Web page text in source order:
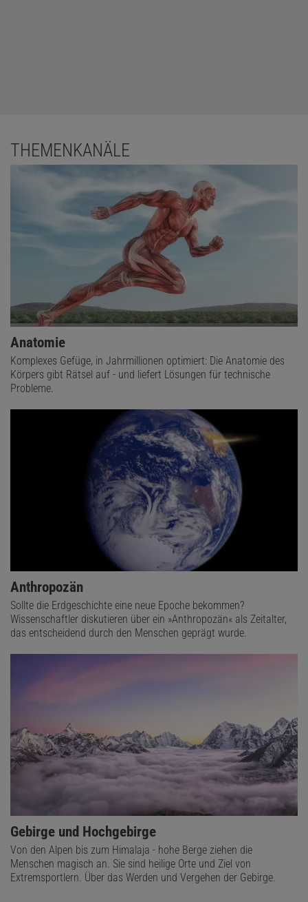
THEMENKANÄLE
Anatomie
Komplexes Gefüge, in Jahrmillionen optimiert: Die Anatomie des
Körpers gibt Rätsel auf - und liefert Lösungen für technische
Probleme.
Anthropozän
Sollte die Erdgeschichte eine neue Epoche bekommen?
Wissenschaftler diskutieren über ein »Anthropozän« als Zeitalter,
das entscheidend durch den Menschen geprägt wurde.
Gebirge und Hochgebirge
Von den Alpen bis zum Himalaja - hohe Berge ziehen die
Menschen magisch an. Sie sind heilige Orte und Ziel von
Extremsportlern. Über das Werden und Vergehen der Gebirge.